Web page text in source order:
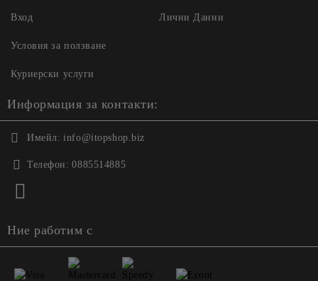
Вход Лични Данни
Условия за ползване
Куриерски услуги
Информация за контакти:
Имейл: info@itopshop.biz
Телефон: 0885514885
Ние работим с